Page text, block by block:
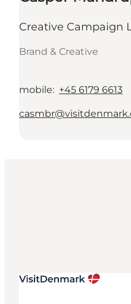
Creative Campaign
Brand & Creative
mobile: +45 6179 6613